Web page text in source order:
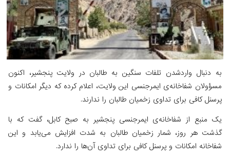
به دنبال واردشدن تلفات سنگین به طالبان در ولایت پنجشیر، اکنون
مسؤولان شفاخانه‌ی ایمرجنسی این ولایت، اعلام کرده که دیگر امکانات و
پرسنل کافی برای تداوی زخمیان طالبان را ندارند.
یک منبع از شفاخانه‌ی ایمرجنسی پنجشیر به صبح کابل، گفت که با
گذشت هر روز، شمار زخمیان طالبان به شدت افزایش می‌یابد و این
شفاخانه امکانات و پرسنل کافی برای تداوی آن‌ها را ندارد.